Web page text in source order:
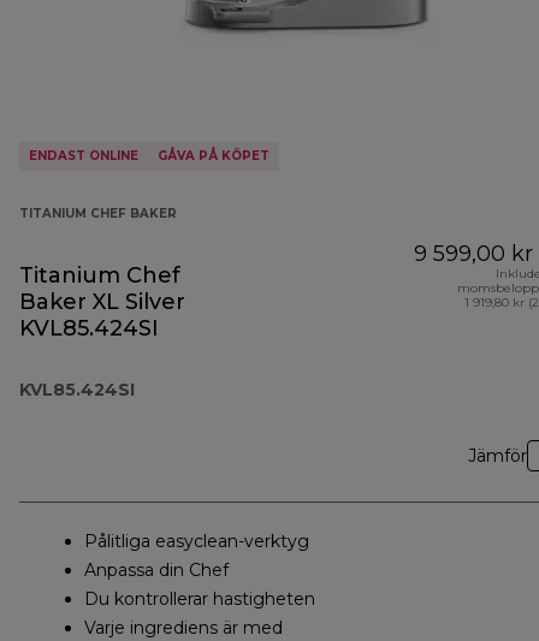
ENDAST ONLINE GÅVA PÅ KÖPET
TITANIUM CHEF BAKER
Titanium Chef
Baker XL Silver
KVL85.424SI
KVL85.424SI
9 599,00 kr
1 919,80 kr
Jämför
Pålitliga easyclean-verktyg
Anpassa din Chef
Du kontrollerar hastigheten
Varje ingrediens är med